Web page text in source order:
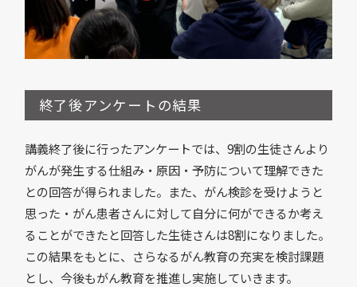
終了後アンケートの結果
講義終了後に行ったアンケートでは、9割の生徒さんより
がんが発生する仕組み・原因・予防について理解できた
との回答が得られました。また、がん検診を受けようと
思った・がん患者さんに対して自分に何ができるか考え
ることができたと回答した生徒さんは8割になりました。
この結果をもとに、さらなるがん教育の充実を検討課題
とし、今後もがん教育を推進し実施していきます。